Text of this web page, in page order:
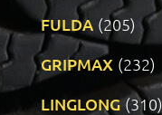
FULDA (205)
GRIPMAX (232)
LINGLONG (310)